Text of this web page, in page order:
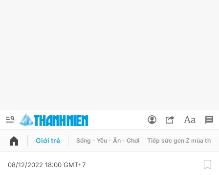
QUẢNG CÁO
Giới trẻ Sống - Yêu - Ăn - Chơi Tiếp sức gen Z mùa thi
08/12/2022 18:00 GMT+7